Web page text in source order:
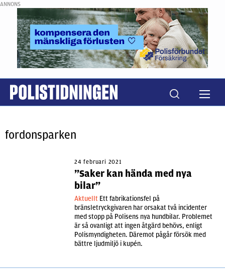
ANNONS
fordonsparken
24 februari 2021
”Saker kan hända med nya
bilar”
Aktuellt Ett fabrikationsfel på
bränsletryckgivaren har orsakat två incidenter
med stopp på Polisens nya hundbilar. Problemet
är så ovanligt att ingen åtgärd behövs, enligt
Polismyndigheten. Däremot pågår försök med
bättre ljudmiljö i kupén.